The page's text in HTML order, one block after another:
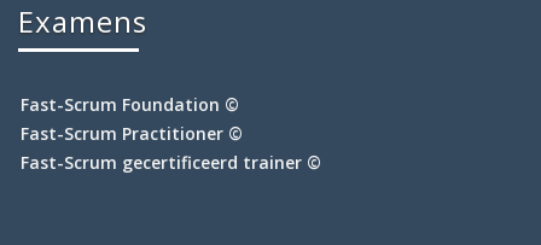
Examens
Fast-Scrum Foundation ©
Fast-Scrum Practitioner ©
Fast-Scrum gecertificeerd trainer ©